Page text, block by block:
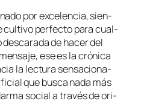
por ex­ce­len­cia, sien­
cul­ti­vo per­fec­to pa­ra cual­
de ha­cer del
ese es la cró­ni­ca
la lec­tu­ra sen­sa­cio­na­
que bus­ca na­da más
so­cial a tra­vés de ori­